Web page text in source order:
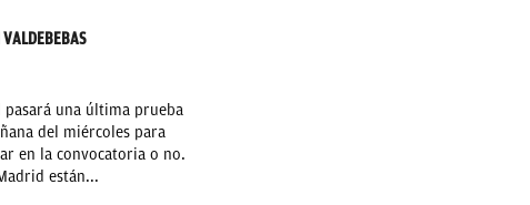
una última prueba
del miércoles para
en la convocatoria o no.
están...